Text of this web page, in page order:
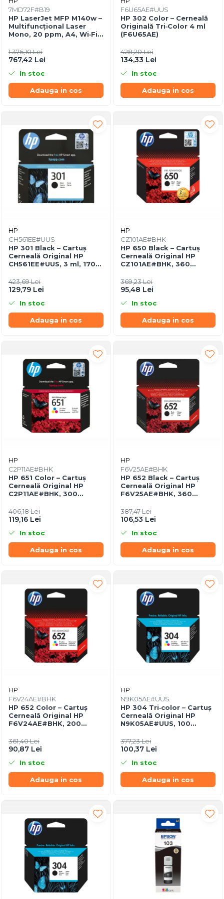
7MD72F#B19
HP LaserJet MFP M140w –
Multifuncțional Laser
Mono, 20 ppm, A4, Wi‑Fi,
1.376,10 Lei
767,42 Lei
In stoc
Adauga in cos
F6U65AE#UUS
HP 302 Color – Cerneală
Originală Tri‑Color 4 ml
(F6U65AE)
428,20 Lei
134,33 Lei
In stoc
Adauga in cos
HP
CH561EE#UUS
HP 301 Black – Cartuș
Cerneală Original HP
CH561EE#UUS, 3 ml, 170
423,69 Lei
129,79 Lei
In stoc
Adauga in cos
HP
CZ101AE#BHK
HP 650 Black – Cartuș
Cerneală Original HP
CZ101AE#BHK, 360
369,23 Lei
95,48 Lei
In stoc
Adauga in cos
HP
C2P11AE#BHK
HP 651 Color – Cartuș
Cerneală Original HP
C2P11AE#BHK, 300
Cyan/Magenta/Yellow
406,18 Lei
119,16 Lei
In stoc
Adauga in cos
HP
F6V25AE#BHK
HP 652 Black – Cartuș
Cerneală Original HP
F6V25AE#BHK, 360
387,47 Lei
106,53 Lei
In stoc
Adauga in cos
HP
F6V24AE#BHK
HP 652 Color – Cartuș
Cerneală Original HP
F6V24AE#BHK, 200
Cyan/Magenta/Yellow
361,40 Lei
90,87 Lei
In stoc
Adauga in cos
HP
N9K05AE#UUS
HP 304 Tri‑color – Cartuș
Cerneală Original HP
N9K05AE#UUS, 100
Cyan/Magenta/Yellow
377,23 Lei
100,37 Lei
In stoc
Adauga in cos